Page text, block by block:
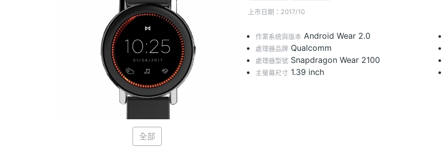
全部
上市日期：2017/10
作業系統與版本 Android Wear 2.0
處理器品牌 Qualcomm
處理器型號 Snapdragon Wear 2100
主螢幕尺寸 1.39 inch